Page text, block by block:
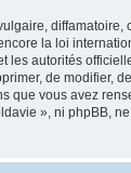
la loi
autorités
de modifier,
que vous avez
», ni phpBB,